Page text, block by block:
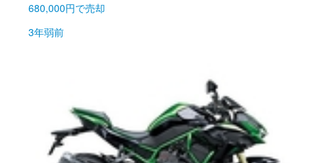
680,000円で売却
3年弱前